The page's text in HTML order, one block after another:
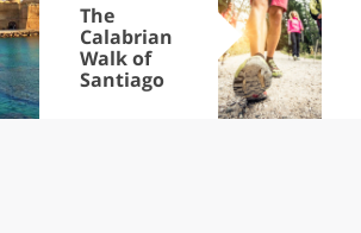
The
Calabrian
Walk of
Santiago